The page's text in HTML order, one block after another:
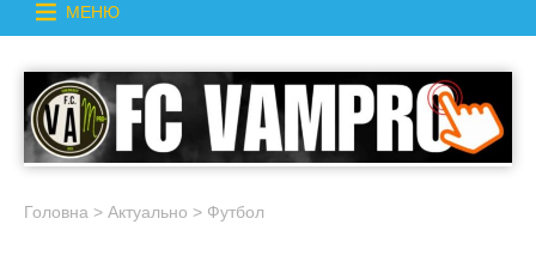
МЕНЮ
Головна > Актуально > Футбол